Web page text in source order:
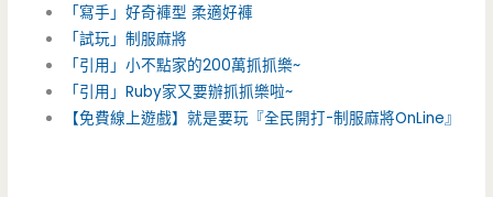
「寫手」好奇褲型 柔適好褲
「試玩」制服麻將
「引用」小不點家的200萬抓抓樂~
「引用」Ruby家又要辦抓抓樂啦~
【免費線上遊戲】就是要玩『全民開打-制服麻將OnLine』